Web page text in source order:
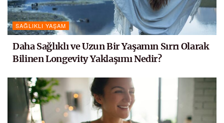
SAĞLIKLI YAŞAM
Daha Sağlıklı ve Uzun Bir Yaşamın Sırrı Olarak
Bilinen Longevity Yaklaşımı Nedir?